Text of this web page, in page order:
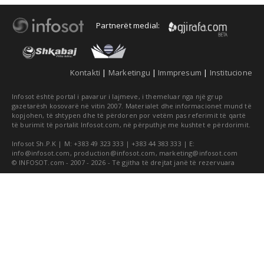
Partnerët medial:
Kontakti | Marketingu | Immpresum | Institucione
Infosot është portal i pavarur i lajmeve, i themeluar nga një grup
gazetarësh kosovarë në vitin 2007. Materialet dhe informacionet mund të
kopjohen, të shtypen dhe të përdoren por vetëm pas referimit të qartë
të burimit të portalit Infosot.com, në përputhje me kushtet e përdorimit.
Infosot Sh.P.K | M: +383 49 323 333 | +383 44 383 333 | E:
info@infosot.com , production@infosot.com , marketing@infosot.com
© INFOSOT.com - 2007 - 2026 - Të gjitha të drejtat janë të rezervuara